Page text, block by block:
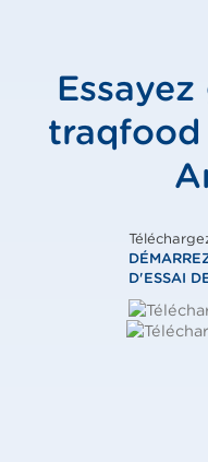
traqfood
D'ESSAI